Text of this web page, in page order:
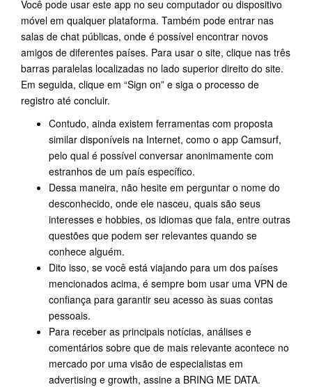
Você pode usar este app no seu computador ou dispositivo
móvel em qualquer plataforma. Também pode entrar nas
salas de chat públicas, onde é possível encontrar novos
amigos de diferentes países. Para usar o site, clique nas três
barras paralelas localizadas no lado superior direito do site.
Em seguida, clique em “Sign on” e siga o processo de
registro até concluir.
Contudo, ainda existem ferramentas com proposta
similar disponíveis na Internet, como o app Camsurf,
pelo qual é possível conversar anonimamente com
estranhos de um país específico.
Dessa maneira, não hesite em perguntar o nome do
desconhecido, onde ele nasceu, quais são seus
interesses e hobbies, os idiomas que fala, entre outras
questões que podem ser relevantes quando se
conhece alguém.
Dito isso, se você está viajando para um dos países
mencionados acima, é sempre bom usar uma VPN de
confiança para garantir seu acesso às suas contas
pessoais.
Para receber as principais notícias, análises e
comentários sobre que de mais relevante acontece no
mercado por uma visão de especialistas em
advertising e growth, assine a BRING ME DATA.